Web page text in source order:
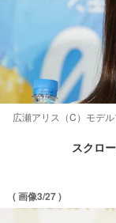
広瀬アリス（C）モデル
スクロ
( 画像3/27 )